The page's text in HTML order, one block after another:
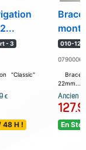
- 3
"Classic"
€
48 H !
010-
22mm...
Ancien
En